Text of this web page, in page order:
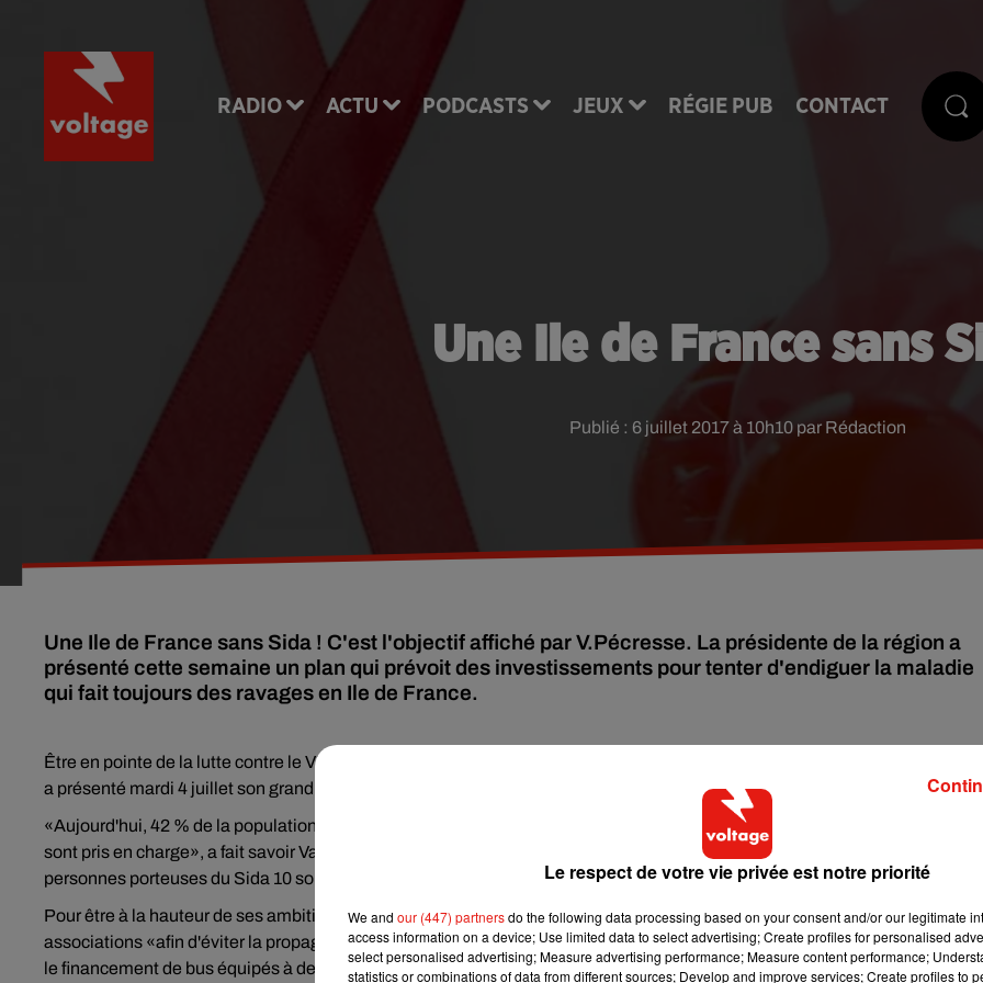
RADIO ACTU PODCASTS JEUX RÉGIE PUB CONTACT
Une Ile de France sans
Publié : 6 juillet 2017 à 10h10 par Rédaction
Une Ile de France sans Sida ! C'est l'objectif affiché par V.Pécresse. La présidente de la région a
présenté cette semaine un plan qui prévoit des investissements pour tenter d'endiguer la maladie
qui fait toujours des ravages en Ile de France.
Être en pointe de la lutte contre le VIH. C'est
a présenté mardi 4 juillet son grand plan pour une "Ile-de-France sans Sida".
«Aujourd'hui, 42 % de la population française touchée par cette maladie habite dans la région et seuls 44 % des malades
sont pris en charge», a fait savoir Valérie Pécresse. Un constat très négatif alors que la présidente de région souhaite que 9
personnes porteuses du Sida 10 soient traitées».
Pour être à la hauteur de ses ambitions, la région a donc a annoncé qu'elle allait financer 10.000 auto-tests pour les
associations «afin d'éviter la propagation du virus». Toute une série d’autres mesures seront aussi prise en ce sens
le financement de bus équipés à destination des associations, afin qu'elles puissent les utiliser à des fins de prévention
Le respect de votre vie privée est notre priorité
We and our (447) partnersdo the following data processing based on your consent and/or our legitimate
access information on a device; Use limited data to select advertising; Create profiles for personalised
select personalised advertising; Measure advertising performance; Measure content performance;
statistics or combinations of data from different sources; Develop and improve services; Create profiles to